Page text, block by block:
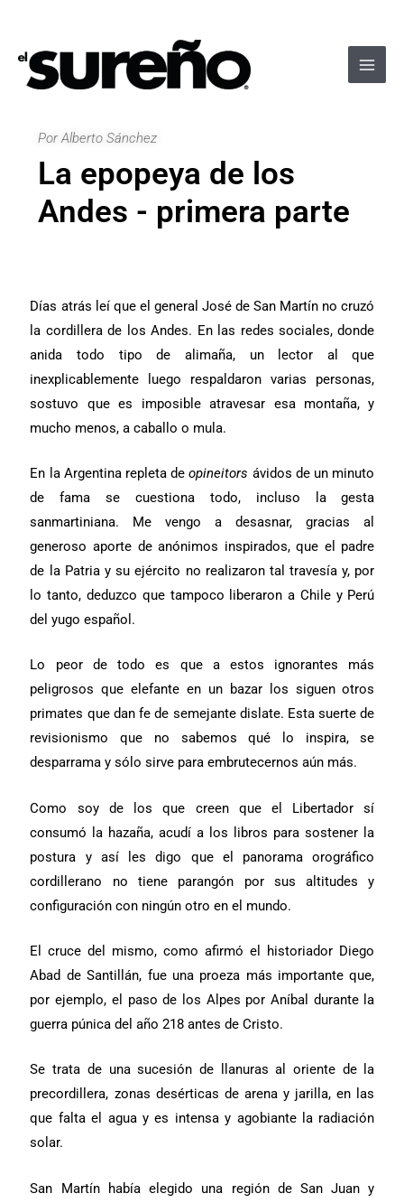
contenido
Por Alberto Sánchez
La epopeya de los
Andes - primera parte
Días atrás leí que el general José de San Martín no cruzó
la cordillera de los Andes. En las redes sociales, donde
anida todo tipo de alimaña, un lector al que
inexplicablemente luego respaldaron varias personas,
sostuvo que es imposible atravesar esa montaña, y
mucho menos, a caballo o mula.
En la Argentina repleta deopineitors ávidos de un minuto
de fama se cuestiona todo, incluso la gesta
sanmartiniana. Me vengo a desasnar, gracias al
generoso aporte de anónimos inspirados, que el padre
de la Patria y su ejército no realizaron tal travesía y, por
lo tanto, deduzco que tampoco liberaron a Chile y Perú
del yugo español.
Lo peor de todo es que a estos ignorantes más
peligrosos que elefante en un bazar los siguen otros
primates que dan fe de semejante dislate. Esta suerte de
revisionismo que no sabemos qué lo inspira, se
desparrama y sólo sirve para embrutecernos aún más.
Como soy de los que creen que el Libertador sí
consumó la hazaña, acudí a los libros para sostener la
postura y así les digo que el panorama orográfico
cordillerano no tiene parangón por sus altitudes y
configuración con ningún otro en el mundo.
El cruce del mismo, como afirmó el historiador Diego
Abad de Santillán, fue una proeza más importante que,
por ejemplo, el paso de los Alpes por Aníbal durante la
guerra púnica del año 218 antes de Cristo.
Se trata de una sucesión de llanuras al oriente de la
precordillera, zonas desérticas de arena y jarilla, en las
que falta el agua y es intensa y agobiante la radiación
solar.
San Martín había elegido una región de San Juan y
entradas